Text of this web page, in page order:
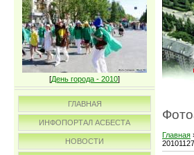
[День города - 2010]
ГЛАВНАЯ
ИНФОПОРТАЛ АСБЕСТА
НОВОСТИ
Главная